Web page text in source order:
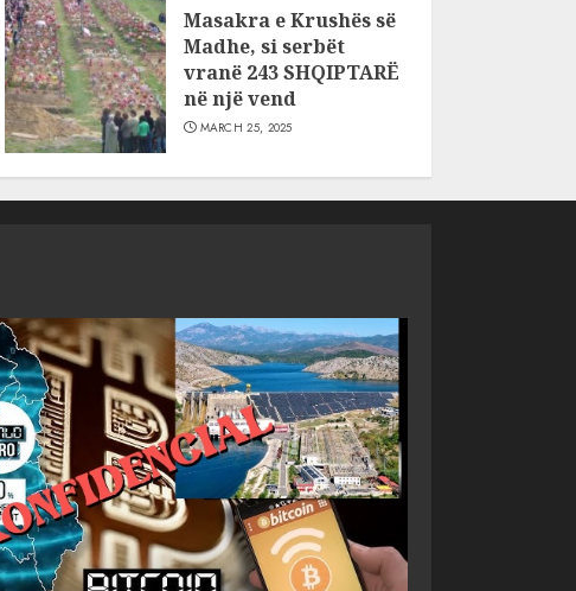
Masakra e Krushës së
Madhe, si serbët
vranë 243 SHQIPTARË
në një vend
MARCH 25, 2025